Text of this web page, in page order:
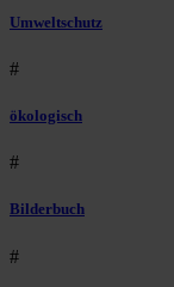
Umweltschutz
#
ökologisch
#
Bilderbuch
#